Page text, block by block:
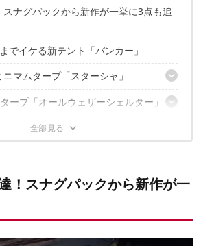
ナグパックから新作が一挙に3点も追
でイケる新テント「バンカー」
マムタープ「スターシャ」
れるほどコンパクト！
ープ「オールウェザーシェルター」
張り方は自由自在
を目指すならスナグパック
！スナグパックから新作が一